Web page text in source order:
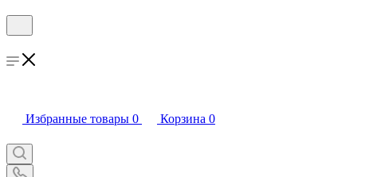
Избранные товары 0 Корзина 0